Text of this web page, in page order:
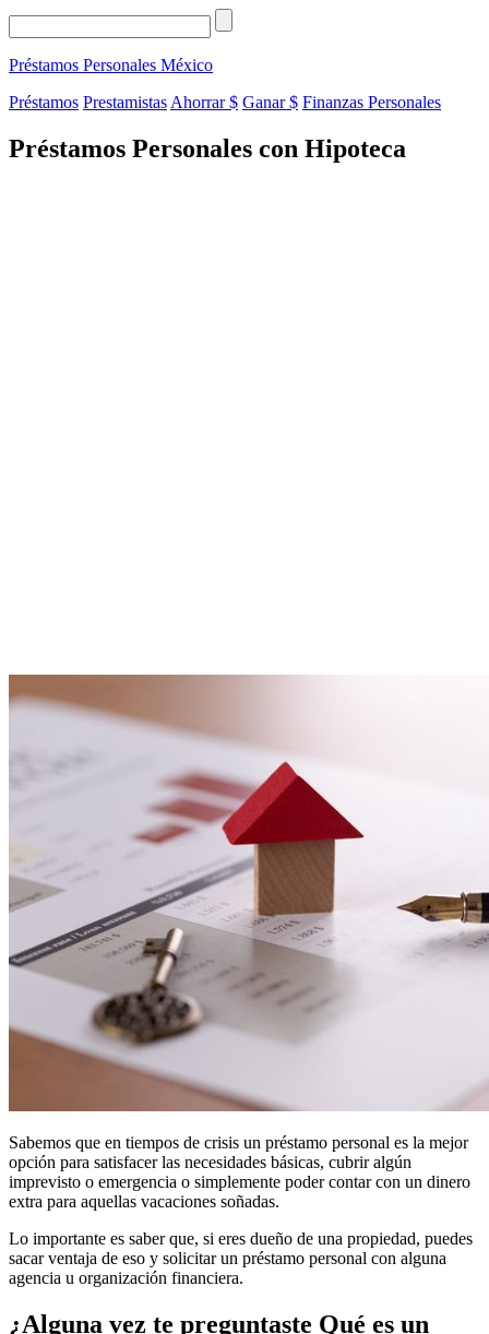
Préstamos Personales México
Préstamos Prestamistas Ahorrar $ Ganar $ Finanzas Personales
Préstamos Personales con Hipoteca
Sabemos que en tiempos de crisis un préstamo personal es la mejor
opción para satisfacer las necesidades básicas, cubrir algún
imprevisto o emergencia o simplemente poder contar con un dinero
extra para aquellas vacaciones soñadas.
Lo importante es saber que, si eres dueño de una propiedad, puedes
sacar ventaja de eso y solicitar un préstamo personal con alguna
agencia u organización financiera.
¿Alguna vez te preguntaste Qué es un